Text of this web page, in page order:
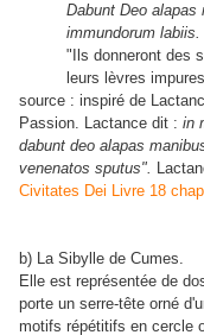
Dabunt Deo
immundorum labiis.
"Ils donneront des
leurs lèvres
source : inspiré de
Passion. Lactance dit : in
dabunt deo alapas
venenatos sputus".
Civitates Dei Livre 18
b) La Sibylle de Cumes.
Elle est représentée de
porte un serre-tête orné
motifs répétitifs en cercle